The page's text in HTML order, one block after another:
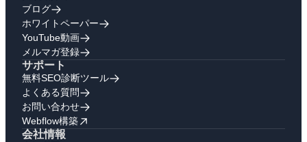
ブログ
ホワイトペーパー
YouTube動画
メルマガ登録
サポート
無料SEO診断ツール
よくある質問
お問い合わせ
Webflow構築
会社情報